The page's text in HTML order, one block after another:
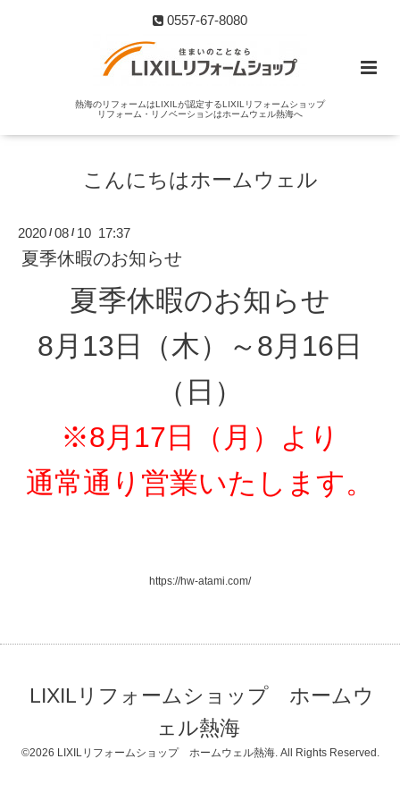
0557-67-8080
熱海のリフォームはLIXILが認定するLIXILリフォームショップ
リフォーム・リノベーションはホームウェル熱海へ
こんにちはホームウェル
2020 /08 / 10 17:37
夏季休暇のお知らせ
夏季休暇のお知らせ
8月13日（木）～8月16日
（日）
※8月17日（月）より
通常通り営業いたします。
https://hw-atami.com/
LIXILリフォームショップ ホームウ
ェル熱海
©2026 LIXILリフォームショップ ホームウェル熱海. All Rights Reserved.